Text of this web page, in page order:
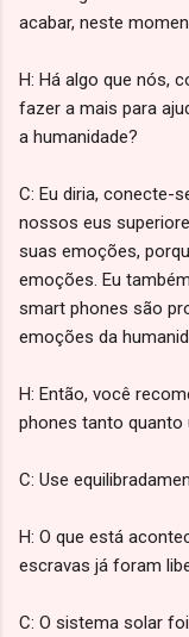
acabar, neste
H: Há algo que nós,
fazer a mais para
a humanidade?
C: Eu diria, conecte-
nossos eus
suas emoções,
emoções. Eu
smart phones são
emoções da
H: Então, você
phones tanto
C: Use
H: O que está
escravas já foram
C: O sistema solar